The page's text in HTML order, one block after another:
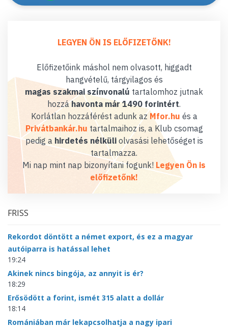
LEGYEN ÖN IS ELŐFIZETŐNK!
Előfizetőink máshol nem olvasott, higgadt
hangvételű, tárgyilagos és
magas szakmai színvonalú tartalomhoz jutnak
hozzáhavonta már 1490 forintért.
Korlátlan hozzáférést adunk az Mfor.hu és a
Privátbankár.hu tartalmaihoz is, a Klub csomag
pedig a hirdetés nélküliolvasási lehetőséget is
tartalmazza.
Mi nap mint nap bizonyítani fogunk! Legyen Ön is
előfizetőnk!
FRISS
Rekordot döntött a német export, és ez a magyar
autóiparra is hatással lehet
19:24
Akinek nincs bingója, az annyit is ér?
18:29
Erősödött a forint, ismét 315 alatt a dollár
18:14
Romániában már lekapcsolhatja a nagy ipari